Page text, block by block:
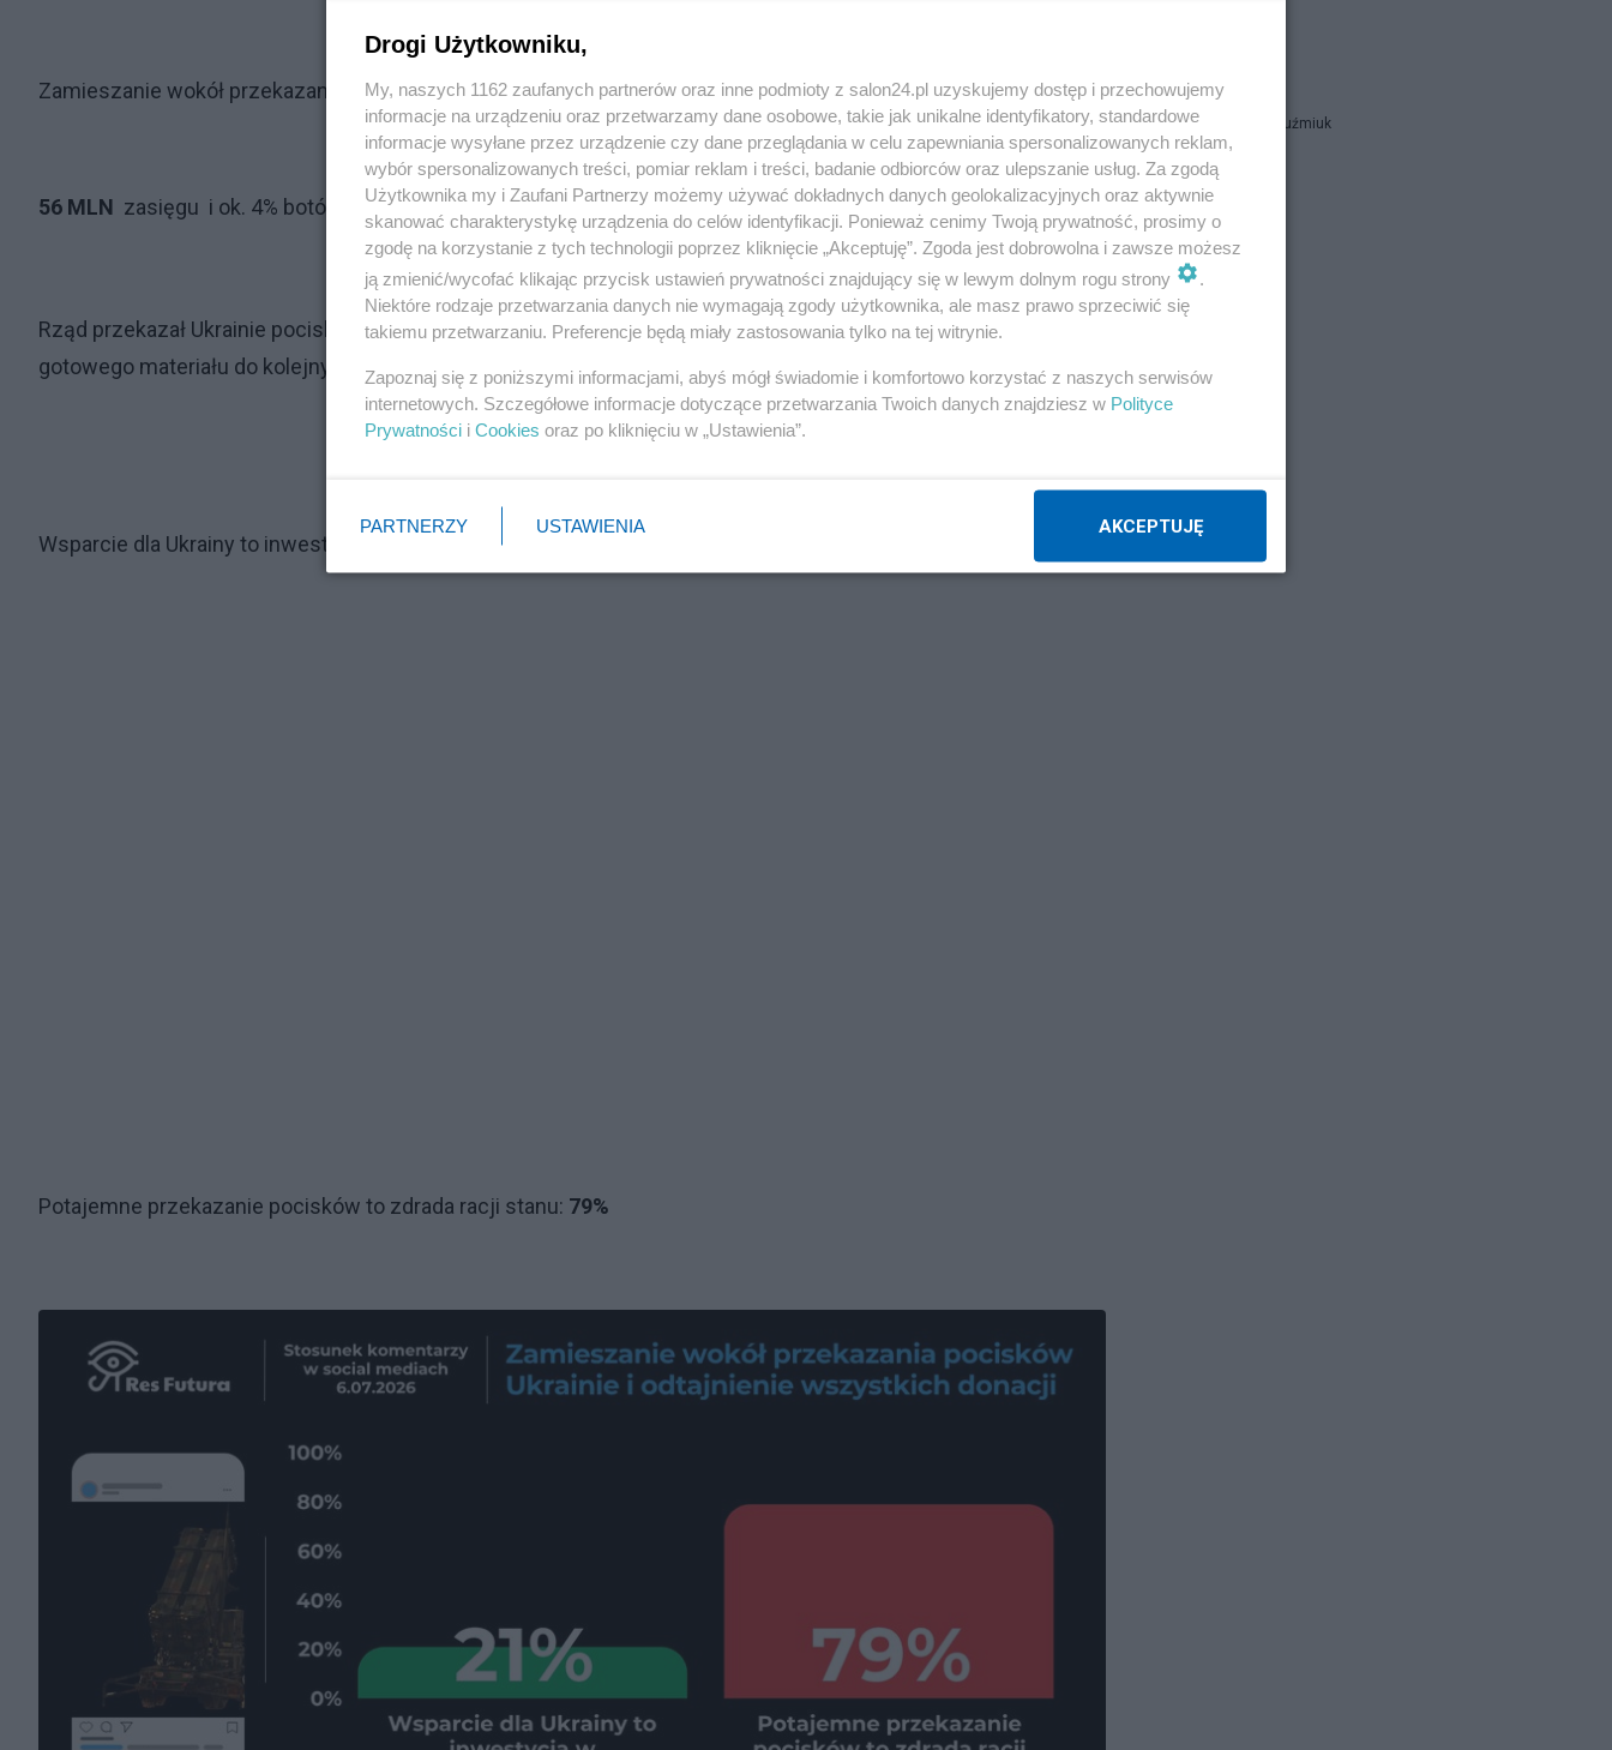
Zamieszanie wokół przekazania pocisków Ukrainie i odtajnienie wszystkich donacji
Reklama
56 MLN zasięgu i ok. 4% botów
Rząd przekazał Ukrainie pociski. Odtajnienie listy donacji, zamiast zamknąć sprawę, dostarczyło opozycji
gotowego materiału do kolejnych pytań o procedury i kompetencje.
Wsparcie dla Ukrainy to inwestycja w bezpieczeństwo Polski:
Potajemne przekazanie pocisków to zdrada racji stanu: 79%
Zbigniew Kuźmiuk
Napisz notkę
Drogi Użytkowniku,
My, naszych 1162 zaufanych partnerów oraz inne podmioty z salon24.pl uzyskujemy dostęp i przechowujemy
informacje na urządzeniu oraz przetwarzamy dane osobowe, takie jak unikalne identyfikatory, standardowe
informacje wysyłane przez urządzenie czy dane przeglądania w celu zapewniania spersonalizowanych reklam,
wybór spersonalizowanych treści, pomiar reklam i treści, badanie odbiorców oraz ulepszanie usług. Za zgodą
Użytkownika my i Zaufani Partnerzy możemy używać dokładnych danych geolokalizacyjnych oraz aktywnie
skanować charakterystykę urządzenia do celów identyfikacji. Ponieważ cenimy Twoją prywatność, prosimy o
zgodę na korzystanie z tych technologii poprzez kliknięcie „Akceptuję”. Zgoda jest dobrowolna i zawsze możesz
ją zmienić/wycofać klikając przycisk ustawień prywatności znajdujący się w lewym dolnym rogu strony
.
Niektóre rodzaje przetwarzania danych nie wymagają zgody użytkownika, ale masz prawo sprzeciwić się
takiemu przetwarzaniu. Preferencje będą miały zastosowania tylko na tej witrynie.
Zapoznaj się z poniższymi informacjami, abyś mógł świadomie i komfortowo korzystać z naszych serwisów
internetowych. Szczegółowe informacje dotyczące przetwarzania Twoich danych znajdziesz w Polityce
Prywatności i Cookies oraz po kliknięciu w „Ustawienia”.
PARTNERZY USTAWIENIA AKCEPTUJĘ